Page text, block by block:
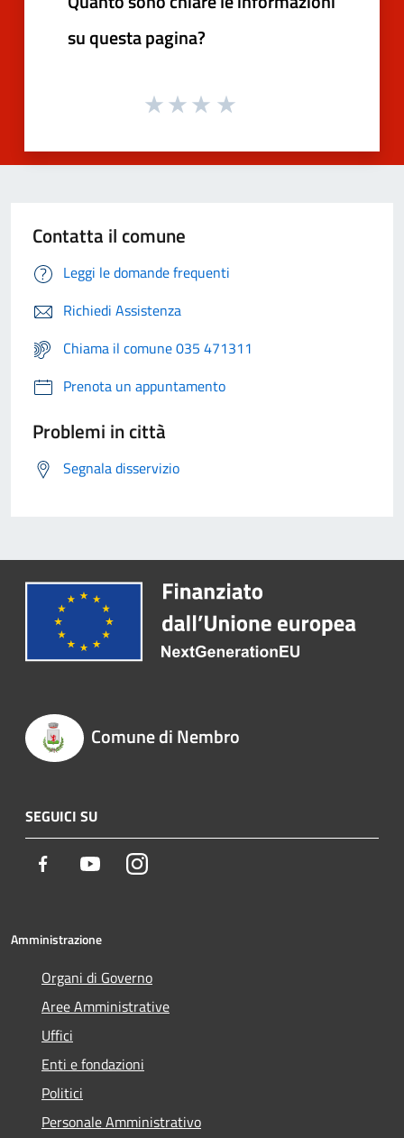
su questa pagina?
Contatta il comune
Leggi le domande frequenti
Richiedi Assistenza
Chiama il comune 035 471311
Prenota un appuntamento
Problemi in città
Segnala disservizio
Comune di Nembro
SEGUICI SU
Facebook YoutubeInstagram
Amministrazione
Organi di Governo
Aree Amministrative
Uffici
Enti e fondazioni
Politici
Personale Amministrativo